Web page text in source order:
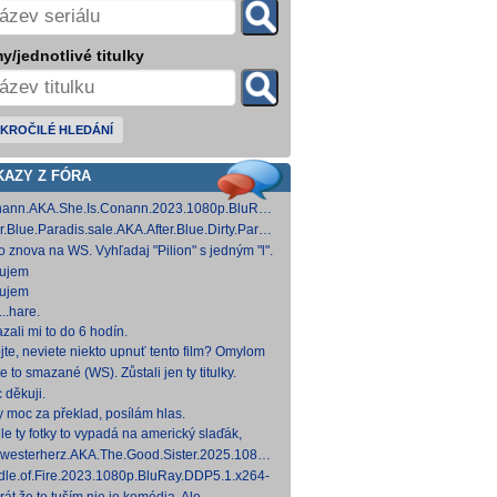
jednotlivé titulky
HLEDÁNÍ
Z FÓRA
[14,53 GB]
[15,19 GB]
znova na WS. Vyhľadaj "Pilion" s jedným "l".
mi to do 6 hodín.
neviete niekto upnuť tento film? Omylom
ho vymazal a neviem ho nikde nájsť. Robil
na
to smazané (WS). Zůstali jen ty titulky.
děkuji.
moc za překlad, posílám hlas.
ty fotky to vypadá na americký slaďák,
opak je pravdou..... Kdysi jsem četl i
cinepth [5,88 GB] Nemecké
[18,74 GB]